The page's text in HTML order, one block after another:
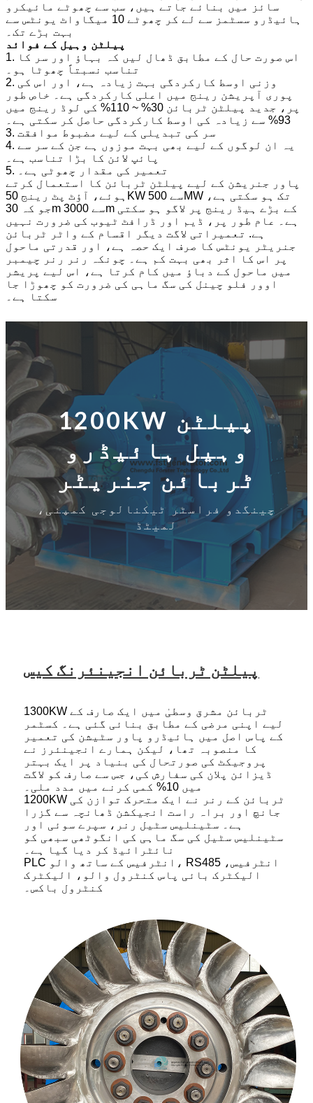
سائز میں بنائے جاتے ہیں، سب سے چھوٹے مائیکرو
ہائیڈرو سسٹمز سے لے کر چھوٹے 10 میگاواٹ یونٹس سے
بہت بڑے تک۔
پیلٹن وہیل کے فوائد
1. اس صورت حال کے مطابق ڈھال لیں کہ بہاؤ اور سر کا
تناسب نسبتاً چھوٹا ہو۔
2. وزنی اوسط کارکردگی بہت زیادہ ہے، اور اس کی
پوری آپریشن رینج میں اعلی کارکردگی ہے۔ خاص طور
پر، جدید پیلٹن ٹربائن 30% ~ 110% کی لوڈ رینج میں
93% سے زیادہ کی اوسط کارکردگی حاصل کر سکتی ہے۔
3. سر کی تبدیلی کے لیے مضبوط موافقت
4. یہ ان لوگوں کے لیے بھی بہت موزوں ہے جن کے سر سے
پائپ لائن کا بڑا تناسب ہے۔
5. تعمیر کی مقدار چھوٹی ہے۔
پاور جنریشن کے لیے پیلٹن ٹربائن کا استعمال کرتے
ہوئے، آؤٹ پٹ رینج 50KW سے 500MW تک ہو سکتی ہے،
جو کہ 30m سے 3000m کے بڑے ہیڈ رینج پر لاگو ہو سکتی
ہے۔ عام طور پر، ڈیم اور ڈرافٹ ٹیوب کی ضرورت نہیں
ہے. تعمیراتی لاگت دیگر اقسام کے واٹر ٹربائن
جنریٹر یونٹس کا صرف ایک حصہ ہے، اور قدرتی ماحول
پر اس کا اثر بھی بہت کم ہے۔ چونکہ رنر رنر چیمبر
میں ماحول کے دباؤ میں کام کرتا ہے، اس لیے پریشر
اوور فلو چینل کی سگ ماہی کی ضرورت کو چھوڑا جا
سکتا ہے۔
1200KW پیلٹن
وہیل ہائیڈرو
ٹربائن جنریٹر
چینگدو فراسٹر ٹیکنالوجی کمپنی،
لمیٹڈ
پیلٹن ٹربائن انجینئرنگ کیس
1300KW ٹربائن مشرق وسطیٰ میں ایک صارف کے
لیے اپنی مرضی کے مطابق بنائی گئی ہے۔ کسٹمر
کے پاس اصل میں ہائیڈرو پاور سٹیشن کی تعمیر
کا منصوبہ تھا، لیکن ہمارے انجینئرز نے
پروجیکٹ کی صورتحال کی بنیاد پر ایک بہتر
ڈیزائن پلان کی سفارش کی، جس سے صارف کو لاگت
میں 10% کمی کرنے میں مدد ملی۔
1200KW ٹربائن کے رنر نے ایک متحرک توازن کی
جانچ اور براہ راست انجیکشن ڈھانچہ سے گزرا
ہے۔ سٹینلیس سٹیل رنر، سپرے سوئی اور
سٹینلیس سٹیل کی سگ ماہی کی انگوٹھی سبھی کو
نائٹرائیڈ کر دیا گیا ہے۔
PLC انٹرفیس کے ساتھ والو، RS485 انٹرفیس،
الیکٹرک بائی پاس کنٹرول والو، الیکٹرک
کنٹرول باکس۔